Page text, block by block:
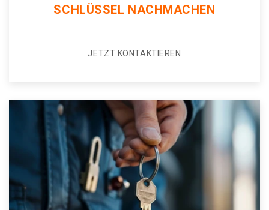
SCHLÜSSEL NACHMACHEN
JETZT KONTAKTIEREN